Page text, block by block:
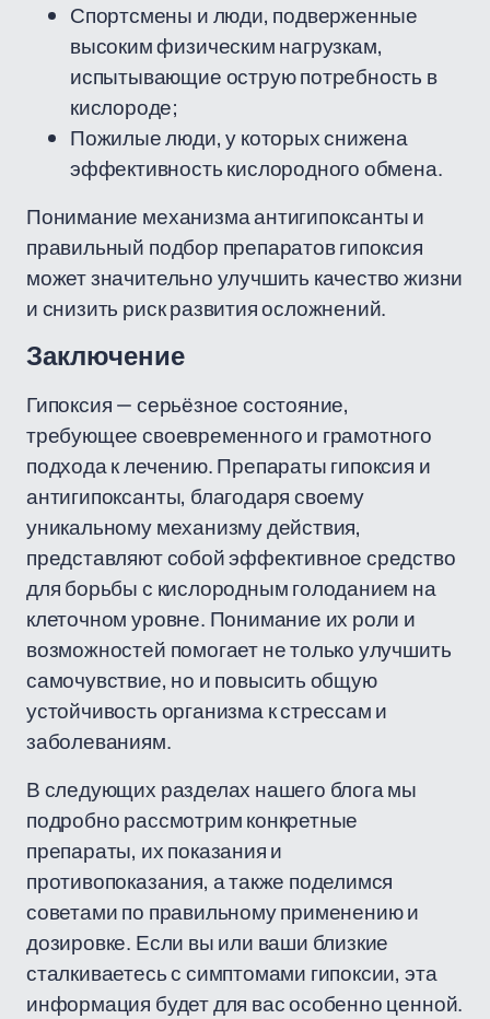
Спортсмены и люди, подверженные
высоким физическим нагрузкам,
испытывающие острую потребность в
кислороде;
Пожилые люди, у которых снижена
эффективность кислородного обмена.
Понимание механизма антигипоксанты и
правильный подбор препаратов гипоксия
может значительно улучшить качество жизни
и снизить риск развития осложнений.
Заключение
Гипоксия — серьёзное состояние,
требующее своевременного и грамотного
подхода к лечению. Препараты гипоксия и
антигипоксанты, благодаря своему
уникальному механизму действия,
представляют собой эффективное средство
для борьбы с кислородным голоданием на
клеточном уровне. Понимание их роли и
возможностей помогает не только улучшить
самочувствие, но и повысить общую
устойчивость организма к стрессам и
заболеваниям.
В следующих разделах нашего блога мы
подробно рассмотрим конкретные
препараты, их показания и
противопоказания, а также поделимся
советами по правильному применению и
дозировке. Если вы или ваши близкие
сталкиваетесь с симптомами гипоксии, эта
информация будет для вас особенно ценной.